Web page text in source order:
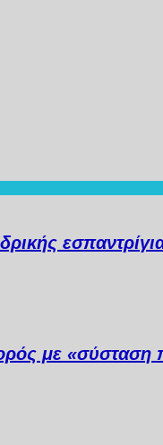
με